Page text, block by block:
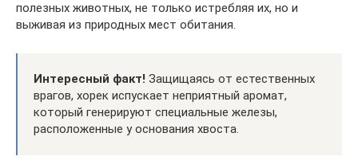
полезных животных, не только истребляя их, но и
выживая из природных мест обитания.
Интересный факт! Защищаясь от естественных
врагов, хорек испускает неприятный аромат,
который генерируют специальные железы,
расположенные у основания хвоста.